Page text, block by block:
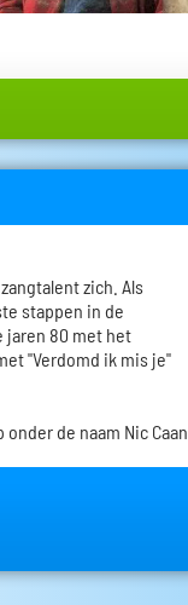
zich. Als
stappen in de
jaren 80 met het
"Verdomd ik mis je"
de naam Nic Caan.